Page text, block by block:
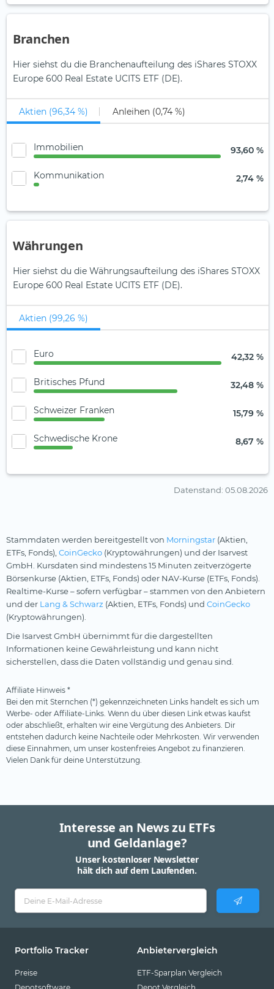
Branchen
Hier siehst du die Branchenaufteilung des iShares STOXX
Europe 600 Real Estate UCITS ETF (DE).
Aktien (96,34 %) Anleihen (0,74 %)
Immobilien 93,60 %
Kommunikation 2,74 %
Währungen
Hier siehst du die Währungsaufteilung des iShares STOXX
Europe 600 Real Estate UCITS ETF (DE).
Aktien (99,26 %)
Euro 42,32 %
Britisches Pfund 32,48 %
Schweizer Franken 15,79 %
Schwedische Krone 8,67 %
Datenstand: 05.08.2026
Stammdaten werden bereitgestellt von Morningstar (Aktien,
ETFs, Fonds), CoinGecko (Kryptowährungen) und der Isarvest
GmbH. Kursdaten sind mindestens 15 Minuten zeitverzögerte
Börsenkurse (Aktien, ETFs, Fonds) oder NAV-Kurse (ETFs, Fonds).
Realtime-Kurse – sofern verfügbar – stammen von den Anbietern
und der Lang & Schwarz (Aktien, ETFs, Fonds) und CoinGecko
(Kryptowährungen).
Die Isarvest GmbH übernimmt für die dargestellten
Informationen keine Gewährleistung und kann nicht
sicherstellen, dass die Daten vollständig und genau sind.
Affiliate Hinweis *
Bei den mit Sternchen (*) gekennzeichneten Links handelt es sich um
Werbe- oder Affiliate-Links. Wenn du über diesen Link etwas kaufst
oder abschließt, erhalten wir eine Vergütung des Anbieters. Dir
entstehen dadurch keine Nachteile oder Mehrkosten. Wir verwenden
diese Einnahmen, um unser kostenfreies Angebot zu finanzieren.
Vielen Dank für deine Unterstützung.
Interesse an News zu ETFs
und Geldanlage?
Unser kostenloser Newsletter
hält dich auf dem Laufenden.
Portfolio Tracker
Preise
Anbietervergleich
ETF-Sparplan Vergleich